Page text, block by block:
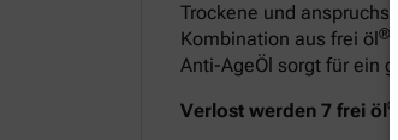
Trockene und
Kombination aus frei öl®
Anti-AgeÖl sorgt für ein
Verlost werden 7 frei öl®